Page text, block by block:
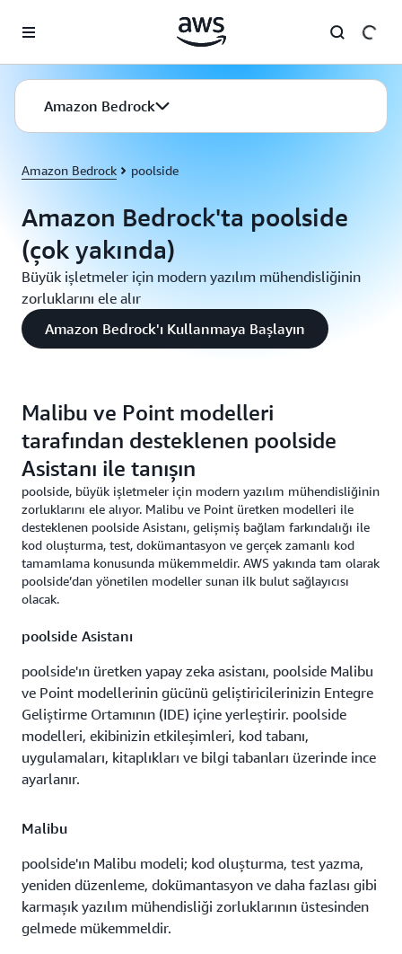
Amazon Bedrock
Amazon Bedrock poolside
Amazon Bedrock'ta poolside
(çok yakında)
Büyük işletmeler için modern yazılım mühendisliğinin
zorluklarını ele alır
Amazon Bedrock'ı Kullanmaya Başlayın
Malibu ve Point modelleri
tarafından desteklenen poolside
Asistanı ile tanışın
poolside, büyük işletmeler için modern yazılım mühendisliğinin
zorluklarını ele alıyor. Malibu ve Point üretken modelleri ile
desteklenen poolside Asistanı, gelişmiş bağlam farkındalığı ile
kod oluşturma, test, dokümantasyon ve gerçek zamanlı kod
tamamlama konusunda mükemmeldir. AWS yakında tam olarak
poolside’dan yönetilen modeller sunan ilk bulut sağlayıcısı
olacak.
poolside Asistanı
poolside'ın üretken yapay zeka asistanı, poolside Malibu
ve Point modellerinin gücünü geliştiricilerinizin Entegre
Geliştirme Ortamının (IDE) içine yerleştirir. poolside
modelleri, ekibinizin etkileşimleri, kod tabanı,
uygulamaları, kitaplıkları ve bilgi tabanları üzerinde ince
ayarlanır.
Malibu
poolside'ın Malibu modeli; kod oluşturma, test yazma,
yeniden düzenleme, dokümantasyon ve daha fazlası gibi
karmaşık yazılım mühendisliği zorluklarının üstesinden
gelmede mükemmeldir.